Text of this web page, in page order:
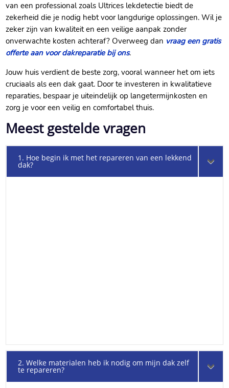
van een professional zoals Ultrices lekdetectie biedt de
zekerheid die je nodig hebt voor langdurige oplossingen.​ Wil je
zeker zijn van kwaliteit en een veilige aanpak zonder
onverwachte kosten achteraf? Overweeg dan vraag een gratis
offerte aan voor dakreparatie bij ons.​
Jouw huis verdient de beste zorg, vooral wanneer het om iets
cruciaals als een dak gaat.​ Door te investeren in kwalitatieve
reparaties, bespaar je uiteindelijk op langetermijnkosten en
zorg je voor een veilig en comfortabel thuis.​
Meest gestelde vragen
1. Hoe begin ik met het repareren van een lekkend
dak?
2. Welke materialen heb ik nodig om mijn dak zelf
te repareren?